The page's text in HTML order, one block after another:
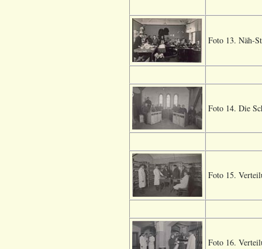
Foto 13. Näh-
Foto 14. Die
Foto 15.
Foto 16.